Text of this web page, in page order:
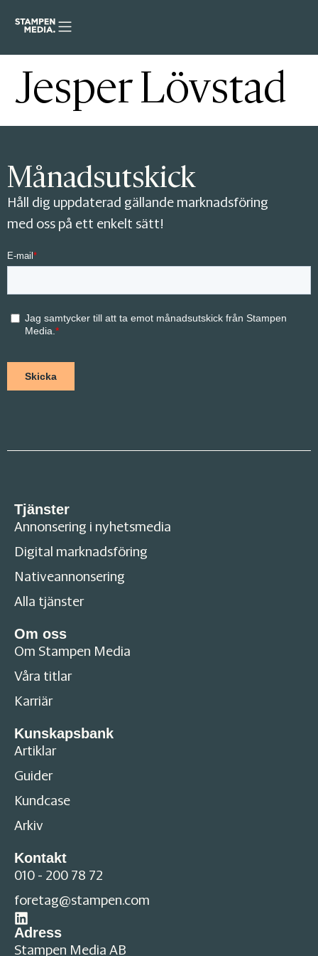
Jesper Lövstad
Månadsutskick
Håll dig uppdaterad gällande marknadsföring
med oss på ett enkelt sätt!
Tjänster
Annonsering i nyhetsmedia
Digital marknadsföring
Nativeannonsering
Alla tjänster
Om oss
Om Stampen Media
Våra titlar
Karriär
Kunskapsbank
Artiklar
Guider
Kundcase
Arkiv
Kontakt
010 - 200 78 72
foretag@stampen.com
Adress
Stampen Media AB